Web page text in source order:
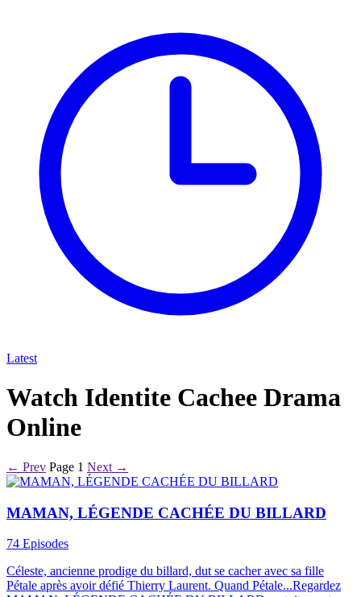
Latest
Watch Identite Cachee Drama
Online
← Prev Page 1 Next →
MAMAN, LÉGENDE CACHÉE DU BILLARD
74 Episodes
Céleste, ancienne prodige du billard, dut se cacher avec sa fille
Pétale après avoir défié Thierry Laurent. Quand Pétale...Regardez